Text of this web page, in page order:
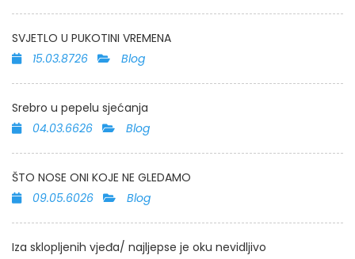
SVJETLO U PUKOTINI VREMENA
15.03.8726
Blog
Srebro u pepelu sjećanja
04.03.6626
Blog
ŠTO NOSE ONI KOJE NE GLEDAMO
09.05.6026
Blog
Iza sklopljenih vjeđa/ najljepse je oku nevidljivo